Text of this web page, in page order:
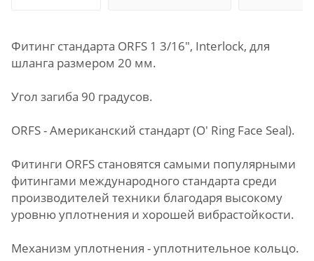
Фитинг стандарта ORFS 1 3/16", Interlock, для
шланга размером 20 мм.
Угол загиба 90 градусов.
ORFS - Американский стандарт (O' Ring Face Seal).
Фитинги ORFS становятся самыми популярными
фитингами международного стандарта среди
производителей техники благодаря высокому
уровню уплотнения и хорошей вибрастойкости.
Механизм уплотнения - уплотнительное кольцо.